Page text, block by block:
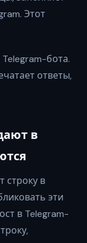
Этот
бота.
ответы,
в
строку в
эти
в Telegram-